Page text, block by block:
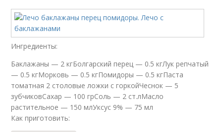
Ингредиенты:
Баклажаны — 2 кгБолгарский перец — 0.5 кгЛук репчатый
— 0.5 кгМорковь — 0.5 кгПомидоры — 0.5 кгПаста
томатная 2 столовые ложки с горкойЧеснок — 5
зубчиковСахар — 100 грСоль — 2 ст.лМасло
растительное — 150 млУксус 9% — 75 мл
Как приготовить: